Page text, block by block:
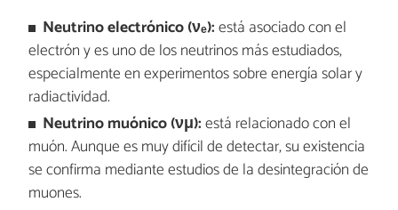
Neutrino electrónico (νₑ):está asociado con el
electrón y es uno de los neutrinos más estudiados,
especialmente en experimentos sobre energía solar y
radiactividad.
Neutrino muónico (νμ):está relacionado con el
muón. Aunque es muy difícil de detectar, su existencia
se confirma mediante estudios de la desintegración de
muones.